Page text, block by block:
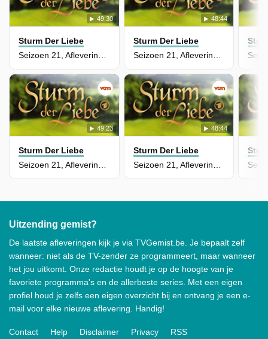
49:30
Sturm Der Liebe
Seizoen 21, Aflevering 229
48:44
Sturm Der Liebe
Seizoen 21, Aflevering 228
49:23
Sturm Der Liebe
48:44
Sturm Der Liebe
Uitzending gemist?
De laatste afleveringen kijk je via TVGemist.be. Je bepaalt zelf
wanneer: niet als de TV-zender ze programmeert, maar wanneer
het jou uitkomt. Onze redactie houdt je op de hoogte van je
favoriete programma's en de allerbeste series. Met een eigen
profiel houd je zelfs een eigen overzicht bij en ontvang je een e-
mail voor elke nieuwe aflevering. Handig!
Contact Help Disclaimer Privacy RSS